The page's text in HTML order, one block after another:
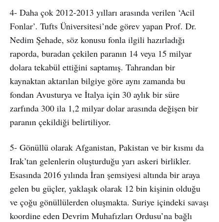
4- Daha çok 2012-2013 yılları arasında verilen ‘Acil
Fonlar’. Tufts Üniversitesi’nde görev yapan Prof. Dr.
Nedim Şehade, söz konusu fonla ilgili hazırladığı
raporda, buradan çekilen paranın 14 veya 15 milyar
dolara tekabül ettiğini saptamış. Tahrandan bir
kaynaktan aktarılan bilgiye göre aynı zamanda bu
fondan Avusturya ve İtalya için 30 aylık bir süre
zarfında 300 ila 1,2 milyar dolar arasında değişen bir
paranın çekildiği belirtiliyor.
5- Gönüllü olarak Afganistan, Pakistan ve bir kısmı da
Irak’tan gelenlerin oluşturduğu yarı askeri birlikler.
Esasında 2016 yılında İran şemsiyesi altında bir araya
gelen bu güçler, yaklaşık olarak 12 bin kişinin olduğu
ve çoğu gönüllülerden oluşmakta. Suriye içindeki savaşı
koordine eden Devrim Muhafızları Ordusu’na bağlı